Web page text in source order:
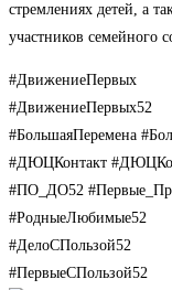
стремлениях детей, а
участников семейного
#ДвижениеПервых
#ДвижениеПервых52
#БольшаяПеремена
#ДЮЦКонтакт
#ПО_ДО52
#РодныеЛюбимые52
#ДелоСПользой52
#ПервыеСПользой52